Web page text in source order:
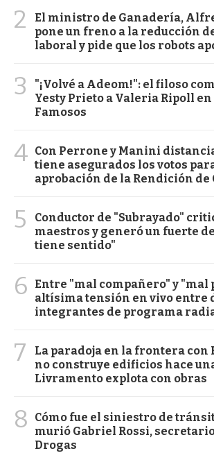
2
El ministro de Ganadería,
pone un freno a la reducción
laboral y pide que los robots
3
"¡Volvé a Adeom!": el filoso
Yesty Prieto a Valeria Ripoll en
Famosos
4 Con Perrone y Manini
tiene asegurados los votos
aprobación de la Rendición de
5
Conductor de "Subrayado"
maestros y generó un fuerte
tiene sentido"
6
Entre "mal compañero" y "mal
altísima tensión en vivo entre
integrantes de programa
7
La paradoja en la frontera con
no construye edificios hace
Livramento explota con obras
8
Cómo fue el siniestro de
murió Gabriel Rossi,
Drogas